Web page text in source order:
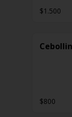
$1.500
Cebollin
$800